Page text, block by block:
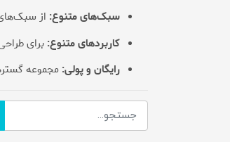
سبک‌های متنوع: از سبک‌های
کاربردهای متنوع: برای
رایگان و پولی: مجموعه